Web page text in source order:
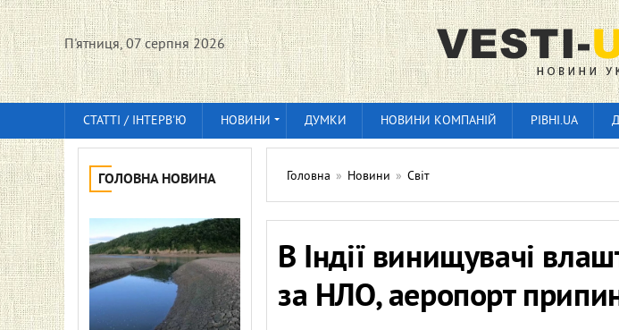
П'ятниця, 07 серпня 2026
СТАТТІ / ІНТЕРВ'Ю НОВИНИ ДУМКИ НОВИНИ КОМПАНІЙ РІВНІ.UA
ГОЛОВНА НОВИНА Головна » Новини » Світ
В Індії винищувачі
за НЛО, аеропорт